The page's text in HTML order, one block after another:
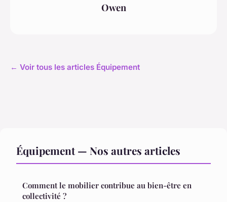
Owen
← Voir tous les articles Équipement
Équipement — Nos autres articles
Comment le mobilier contribue au bien-être en
collectivité ?